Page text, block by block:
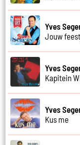
Yves
Jouw
Yves
Kapitein
Yves
Kus me